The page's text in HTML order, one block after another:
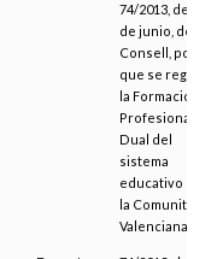
74/2013, de 14
de junio, del
Consell, por el
que se regula
la Formación
Profesional
Dual del
sistema
educativo en
la Comunitat
Valenciana